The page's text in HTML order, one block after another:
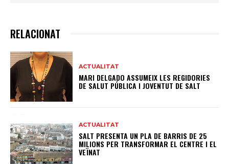
RELACIONAT
ACTUALITAT
MARI DELGADO ASSUMEIX LES REGIDORIES
DE SALUT PÚBLICA I JOVENTUT DE SALT
ACTUALITAT
SALT PRESENTA UN PLA DE BARRIS DE 25
MILIONS PER TRANSFORMAR EL CENTRE I EL
VEÏNAT